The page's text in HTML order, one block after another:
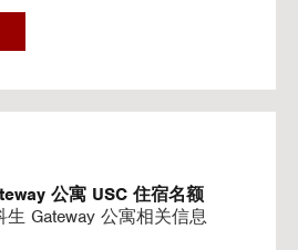
公寓 USC 住宿名额
Gateway 公寓相关信息